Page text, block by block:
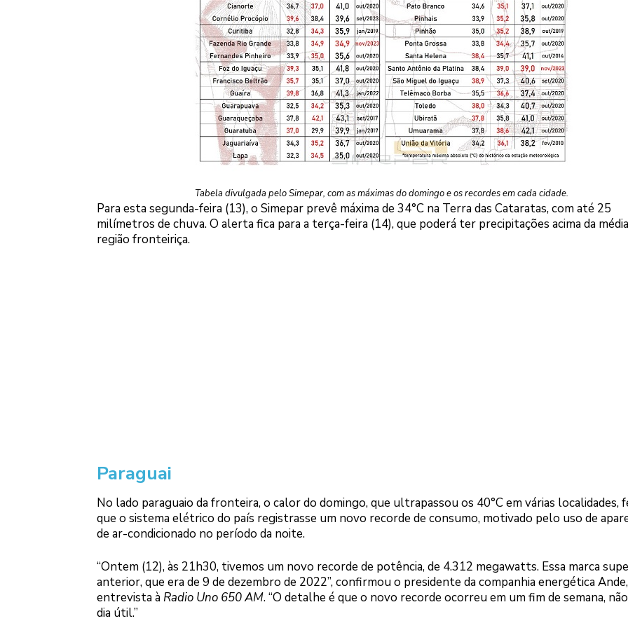
Tabela divulgada pelo Simepar, com as máximas do domingo e os recordes em cada cidade.
Para esta segunda-feira (13), o Simepar prevê máxima de 34°C na Terra das Cataratas, com até 25
milímetros de chuva. O alerta fica para a terça-feira (14), que poderá ter precipitações acima da
região fronteiriça.
Paraguai
No lado paraguaio da fronteira, o calor do domingo, que ultrapassou os 40°C em várias localidades,
que o sistema elétrico do país registrasse um novo recorde de consumo, motivado pelo uso de
de ar-condicionado no período da noite.
“Ontem (12), às 21h30, tivemos um novo recorde de potência, de 4.312 megawatts. Essa marca
anterior, que era de 9 de dezembro de 2022”, confirmou o presidente da companhia energética
entrevista àRadio Uno 650 AM. “O detalhe é que o novo recorde ocorreu em um fim de semana,
dia útil.”